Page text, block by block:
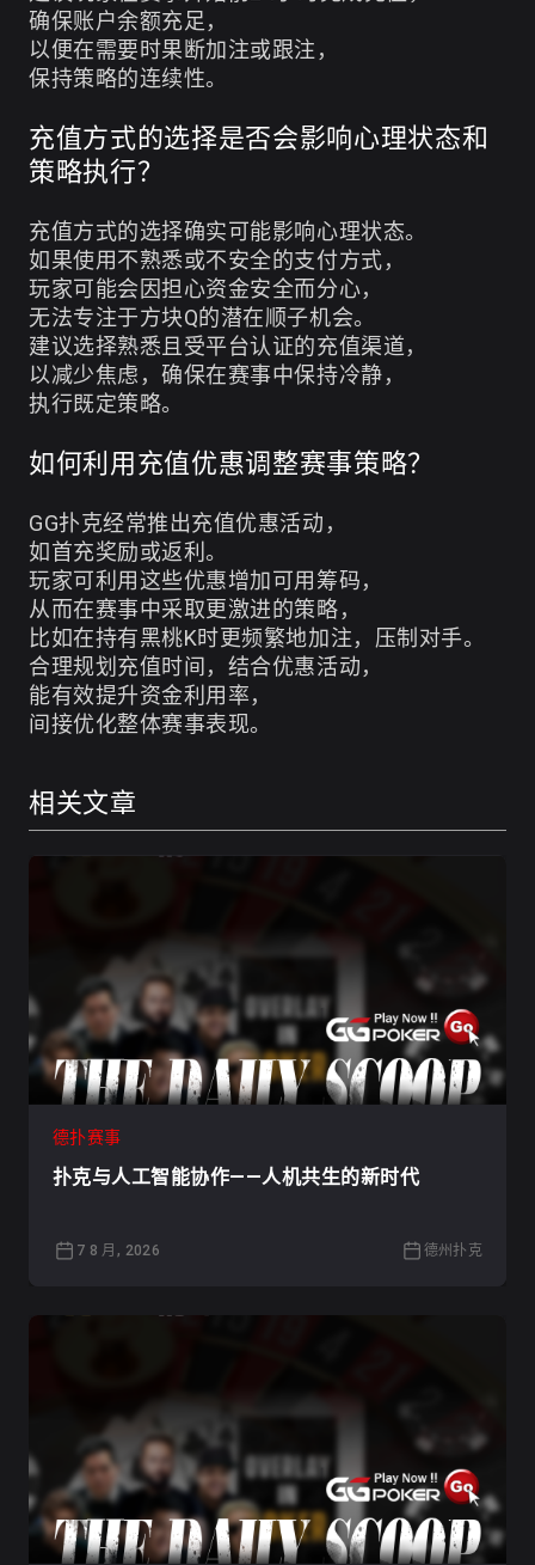
确保账户余额充足，
以便在需要时果断加注或跟注，
保持策略的连续性。
充值方式的选择是否会影响心理状态和
策略执行？
充值方式的选择确实可能影响心理状态。
如果使用不熟悉或不安全的支付方式，
玩家可能会因担心资金安全而分心，
无法专注于方块Q的潜在顺子机会。
建议选择熟悉且受平台认证的充值渠道，
以减少焦虑，确保在赛事中保持冷静，
执行既定策略。
如何利用充值优惠调整赛事策略？
GG扑克经常推出充值优惠活动，
如首充奖励或返利。
玩家可利用这些优惠增加可用筹码，
从而在赛事中采取更激进的策略，
比如在持有黑桃K时更频繁地加注，压制对手。
合理规划充值时间，结合优惠活动，
能有效提升资金利用率，
间接优化整体赛事表现。
相关文章
德扑赛事
扑克与人工智能协作——人机共生的新时代
7 8 月, 2026 德州扑克